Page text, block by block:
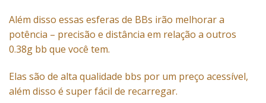
Além disso essas esferas de BBs irão melhorar a
potência – precisão e distância em relação a outros
0.38g bb que você tem.
Elas são de alta qualidade bbs por um preço acessível,
além disso é super fácil de recarregar.